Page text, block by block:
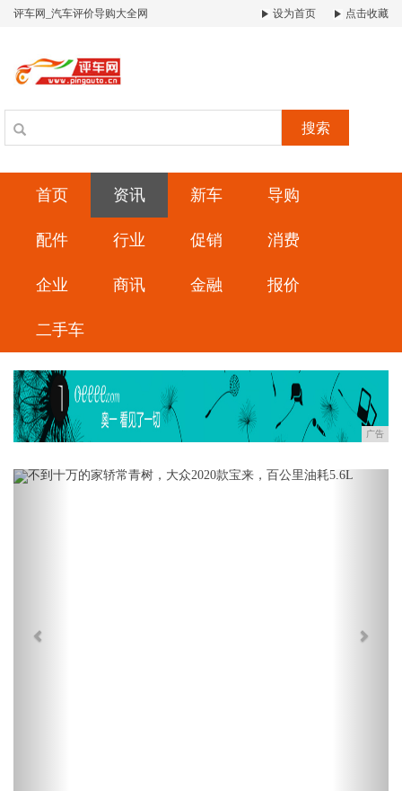
评车网_汽车评价导购大全网 设为首页 点击收藏
搜索
首页 资讯 新车 导购
配件 行业 促销 消费
企业 商讯 金融 报价
二手车
广告
Previous